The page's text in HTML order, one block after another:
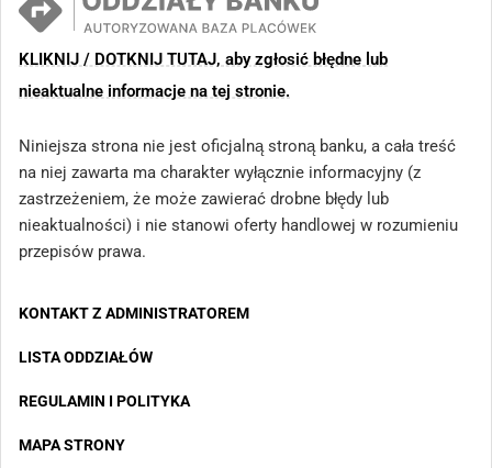
KLIKNIJ / DOTKNIJ TUTAJ, aby zgłosić błędne lub
nieaktualne informacje na tej stronie.
Niniejsza strona nie jest oficjalną stroną banku, a cała treść
na niej zawarta ma charakter wyłącznie informacyjny (z
zastrzeżeniem, że może zawierać drobne błędy lub
nieaktualności) i nie stanowi oferty handlowej w rozumieniu
przepisów prawa.
KONTAKT Z ADMINISTRATOREM
LISTA ODDZIAŁÓW
REGULAMIN I POLITYKA
MAPA STRONY